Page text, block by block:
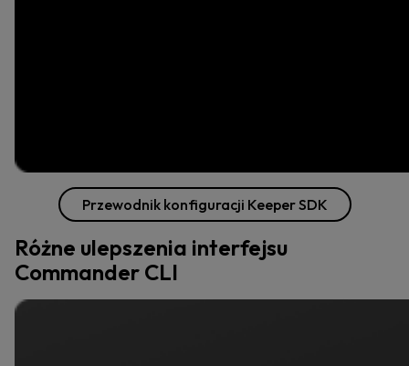
Przewodnik konfiguracji Keeper SDK
Różne ulepszenia interfejsu
Commander CLI